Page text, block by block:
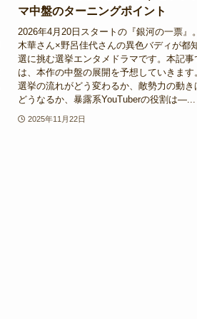
マ中盤のターニングポイント
2026年4月20日スタートの『銀河の一票』
木華さん×野呂佳代さんの異色バディが都
選に挑む選挙エンタメドラマです。本記事
は、本作の中盤の展開を予想していきます
選挙の流れがどう変わるか、敵勢力の動き
どうなるか、暴露系YouTuberの役割は—...
2025年11月22日